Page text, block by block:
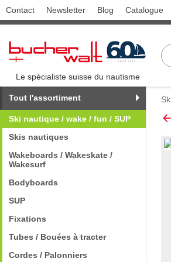
Contact Newsletter Blog Catalogue
Le spécialiste suisse du nautisme
Tout l'assortiment
Ski nautique / wake / fun / SUP
Skis nautiques
Wakeboards / Wakeskate /
Wakesurf
Bodyboards
SUP
Fixations
Tubes / Bouées à tracter
Cordes / Palonniers
arrow_back